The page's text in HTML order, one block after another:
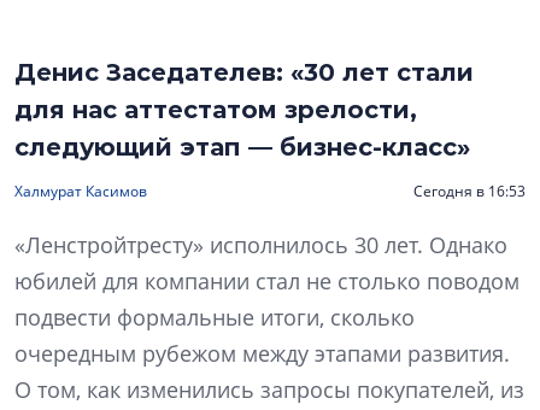
Денис Заседателев: «30 лет стали
для нас аттестатом зрелости,
следующий этап — бизнес-класс»
Халмурат Касимов Сегодня в 16:53
«Ленстройтресту» исполнилось 30 лет. Однако
юбилей для компании стал не столько поводом
подвести формальные итоги, сколько
очередным рубежом между этапами развития.
О том, как изменились запросы покупателей, из